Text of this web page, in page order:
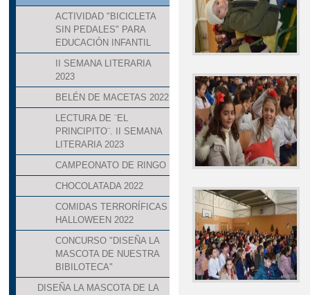
ACTIVIDAD "BICICLETA
SIN PEDALES" PARA
EDUCACIÓN INFANTIL
II SEMANA LITERARIA
2023
BELÉN DE MACETAS 2022
LECTURA DE ¨EL
PRINCIPITO¨. II SEMANA
LITERARIA 2023
CAMPEONATO DE RINGO
CHOCOLATADA 2022
COMIDAS TERRORÍFICAS
HALLOWEEN 2022
CONCURSO "DISEÑA LA
MASCOTA DE NUESTRA
BIBILOTECA"
DISEÑA LA MASCOTA DE LA